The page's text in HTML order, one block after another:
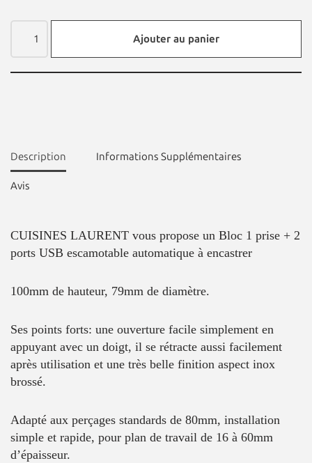
Ajouter au panier
Description Informations Supplémentaires
Avis
CUISINES LAURENT vous propose un Bloc 1 prise + 2
ports USB escamotable automatique à encastrer
100mm de hauteur, 79mm de diamètre.
Ses points forts: une ouverture facile simplement en
appuyant avec un doigt, il se rétracte aussi facilement
après utilisation et une très belle finition aspect inox
brossé.
Adapté aux perçages standards de 80mm, installation
simple et rapide, pour plan de travail de 16 à 60mm
d’épaisseur.